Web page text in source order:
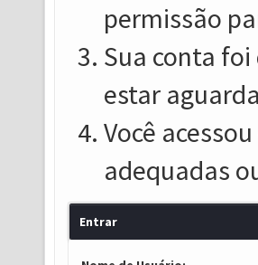
permissão
Sua conta
estar
Você
adequadas
Entrar